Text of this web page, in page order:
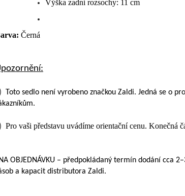
Výška zadní rozsochy: 11 cm
Černá
Toto sedlo není vyrobeno značkou Zaldi. Jedná se o
Pro vaši představu uvádíme orientační cenu. Konečná
OBJEDNÁVKU – předpokládaný termín dodání cca
a kapacit distributora Zaldi.